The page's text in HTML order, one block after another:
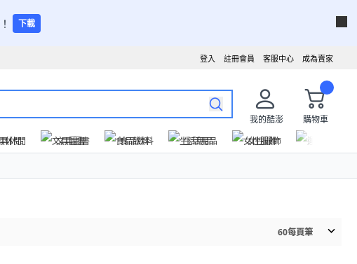
下載
成為賣家
客服中心
註冊會員
登入
我的酷澎
購物車
休閒 文具圖書 食品飲料 生活用品 女性服飾
60每頁筆